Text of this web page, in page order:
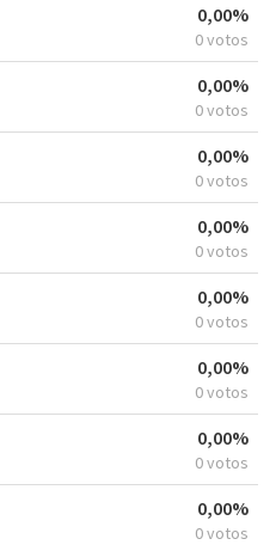
0,00%
0 votos
0,00%
0 votos
0,00%
0 votos
0,00%
0 votos
0,00%
0 votos
0,00%
0 votos
0,00%
0 votos
0,00%
0 votos